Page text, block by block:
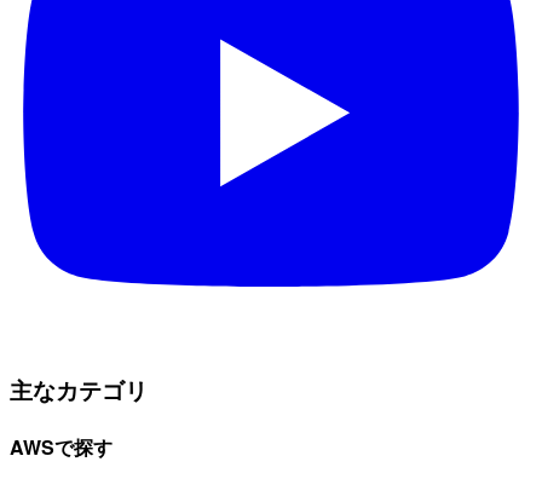
主なカテゴリ
AWSで探す